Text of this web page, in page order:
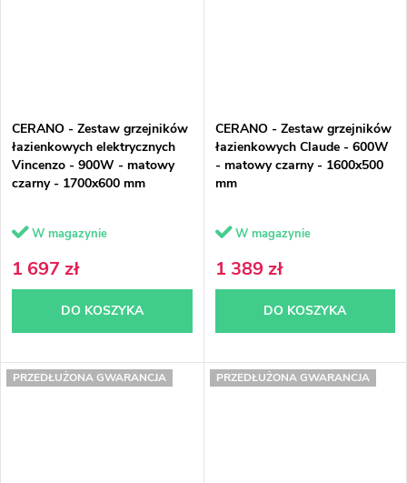
CERANO - Zestaw grzejników
łazienkowych elektrycznych
Vincenzo - 900W - matowy
czarny - 1700x600 mm
W magazynie
1 697 zł
DO KOSZYKA
CERANO - Zestaw grzejników
łazienkowych Claude - 600W
- matowy czarny - 1600x500
mm
W magazynie
1 389 zł
DO KOSZYKA
PRZEDŁUŻONA GWARANCJA PRZEDŁUŻONA GWARANCJA